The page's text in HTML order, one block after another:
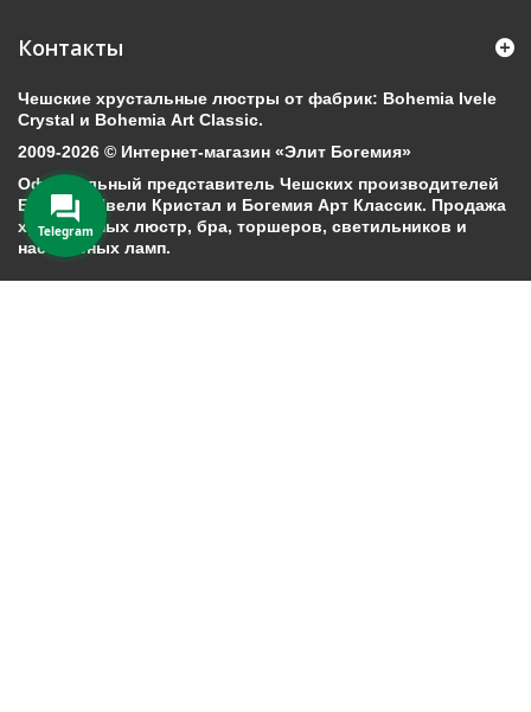
Контакты
Чешские хрустальные люстры от фабрик: Bohemia Ivele
Crystal и Bohemia Art Classic.
2009-2026 © Интернет-магазин «Элит Богемия»
Официальный представитель Чешских производителей
Богемия Ивели Кристал и Богемия Арт Классик. Продажа
хрустальных люстр, бра, торшеров, светильников и
настольных ламп.
Telegram